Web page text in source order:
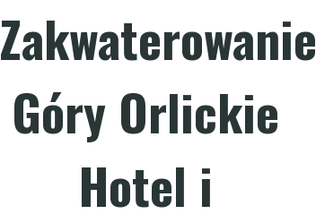
Zakwaterowanie
Góry Orlickie
Hotel i